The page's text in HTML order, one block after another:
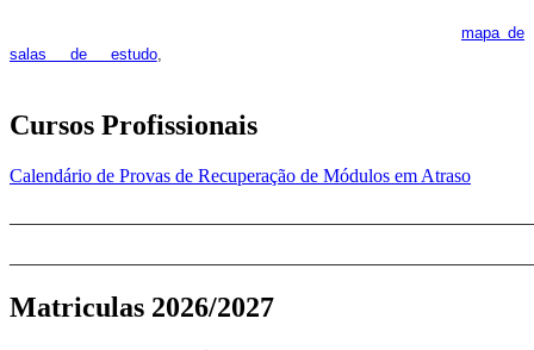
mapa de
salas de estudo,
Cursos Profissionais
Calendário de Provas de Recuperação de Módulos em Atraso
Matriculas 2026/2027